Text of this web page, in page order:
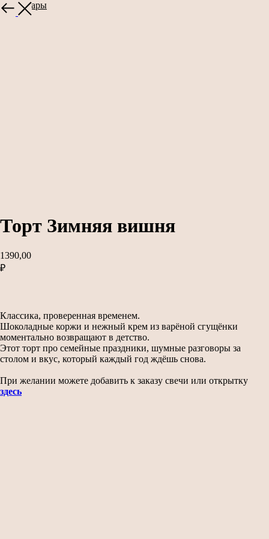
Все товары
Торт Зимняя вишня
1390,00
₽
Классика, проверенная временем.
Шоколадные коржи и нежный крем из варёной сгущёнки
моментально возвращают в детство.
Этот торт про семейные праздники, шумные разговоры за
столом и вкус, который каждый год ждёшь снова.
При желании можете добавить к заказу свечи или открытку
здесь